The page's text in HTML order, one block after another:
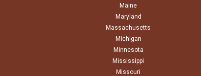
Maine
Maryland
Massachusetts
Michigan
Minnesota
Mississippi
Missouri